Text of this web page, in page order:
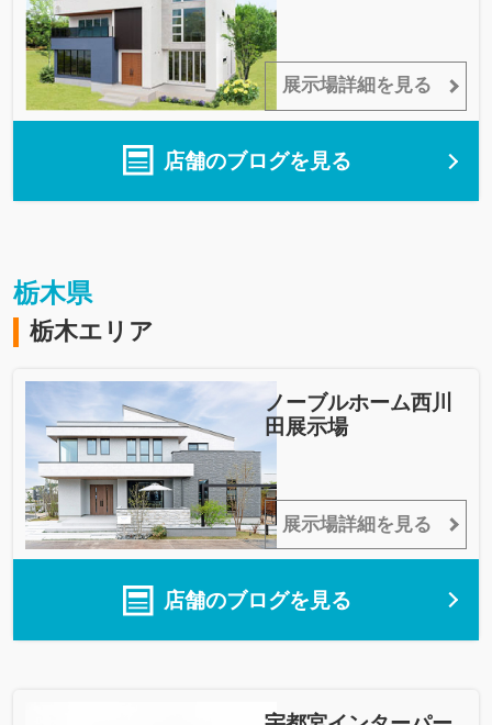
展示場詳細を見る
店舗のブログを見る
栃木県
栃木エリア
ノーブルホーム西川
田展示場
展示場詳細を見る
店舗のブログを見る